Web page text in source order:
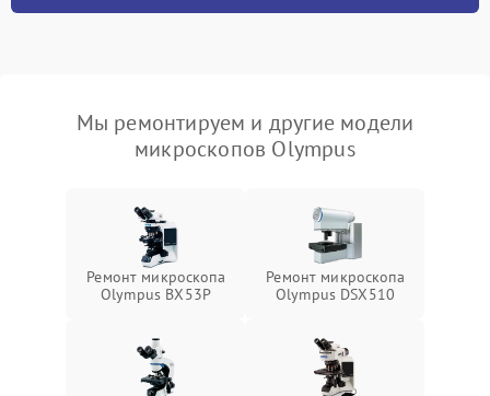
Мы ремонтируем и другие модели
микроскопов Olympus
Ремонт микроскопа
Olympus BX53P
Ремонт микроскопа
Olympus DSX510